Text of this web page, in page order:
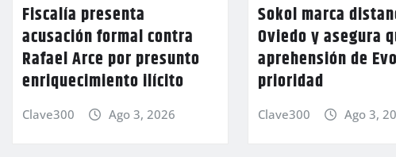
Fiscalía presenta
acusación formal contra
Rafael Arce por presunto
enriquecimiento ilícito
Clave300 Ago 3, 2026
Sokol marca
Oviedo y asegura
aprehensión de
prioridad
Clave300 Ago 3,